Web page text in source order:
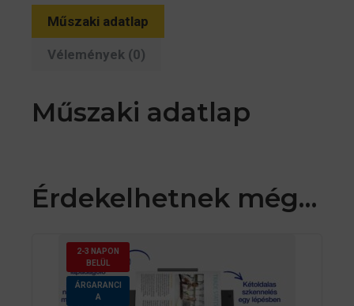
Műszaki adatlap
Vélemények (0)
Műszaki adatlap
Érdekelhetnek még…
2-3 NAPON
BELÜL
ÁRGARANCI
A